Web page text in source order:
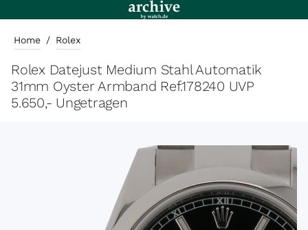
Home / Rolex
Rolex Datejust Medium Stahl Automatik
31mm Oyster Armband Ref.178240 UVP
5.650,- Ungetragen